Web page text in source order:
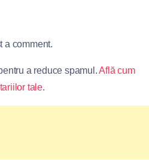
a comment.
a reduce spamul.Află cum
tale.